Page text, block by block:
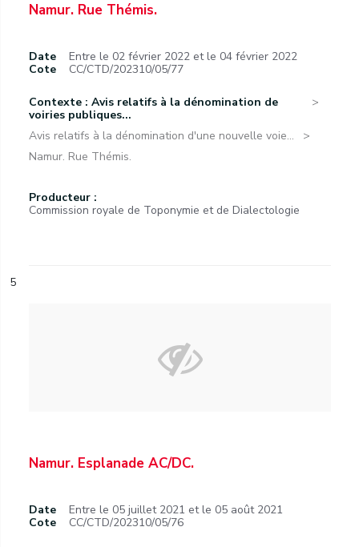
Namur. Rue Thémis.
Date
Entre le 02 février 2022 et le 04 février 2022
Cote
CC/CTD/202310/05/77
Contexte : Avis relatifs à la dénomination de
voiries publiques...
Avis relatifs à la dénomination d'une nouvelle voie...
Namur. Rue Thémis.
Producteur :
Commission royale de Toponymie et de Dialectologie
5
Namur. Esplanade AC/DC.
Date
Entre le 05 juillet 2021 et le 05 août 2021
Cote
CC/CTD/202310/05/76